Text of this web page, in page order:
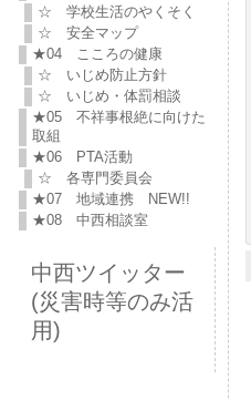
☆ 学校生活のやくそく
☆ 安全マップ
★04 こころの健康
☆ いじめ防止方針
☆ いじめ・体罰相談
★05 不祥事根絶に向けた
取組
★06 PTA活動
☆ 各専門委員会
★07 地域連携 NEW!!
★08 中西相談室
中西ツイッター
(災害時等のみ活
用)